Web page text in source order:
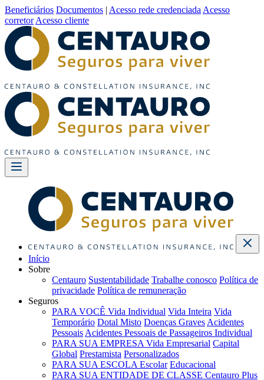
Beneficiários Documentos | Acesso rede credenciada Acesso
corretor Acesso cliente
Início
Sobre
Centauro Sustentabilidade Trabalhe conosco Política de
privacidade Política de remuneração
Seguros
PARA VOCÊ Vida Individual Vida Inteira Vida
Temporário Dotal Misto Doenças Graves Acidentes
Pessoais Acidentes Pessoais de Passageiros Individual
PARA SUA EMPRESA Vida Empresarial Capital
Global Prestamista Personalizados
PARA SUA ESCOLA Escolar Educacional
PARA SUA ENTIDADE DE CLASSE Centauro Plus